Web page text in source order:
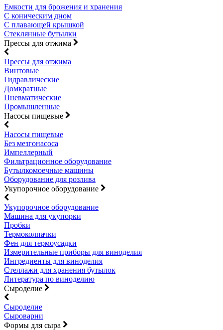
Емкости для брожения и хранения
С коническим дном
С плавающей крышкой
Стеклянные бутылки
Прессы для отжима
Прессы для отжима
Винтовые
Гидравлические
Домкратные
Пневматические
Промышленные
Насосы пищевые
Насосы пищевые
Без мезгонасоса
Импеллерный
Фильтрационное оборудование
Бутылкомоечные машины
Оборудование для розлива
Укупорочное оборудование
Укупорочное оборудование
Машина для укупорки
Пробки
Термоколпачки
Фен для термоусадки
Измерительные приборы для виноделия
Ингредиенты для виноделия
Стеллажи для хранения бутылок
Литература по виноделию
Сыроделие
Сыроделие
Сыроварни
Формы для сыра